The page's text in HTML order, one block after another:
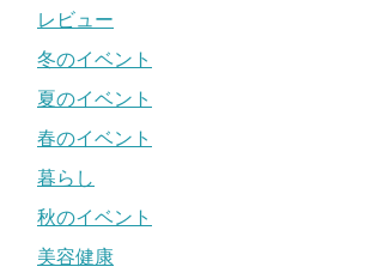
レビュー
冬のイベント
夏のイベント
春のイベント
暮らし
秋のイベント
美容健康